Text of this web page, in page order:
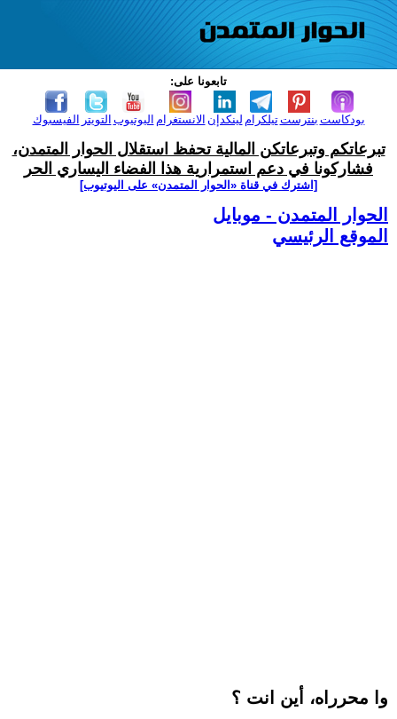
تابعونا على:
الفيسبوك التويتر اليوتيوب الانستغرام لينكدإن تيلكرامبنترست بودكاست
تبرعاتكم وتبرعاتكن المالية تحفظ استقلال الحوار المتمدن،
فشاركونا في دعم استمرارية هذا الفضاء اليساري الحر
[اشترك في قناة ‫«الحوار المتمدن» على اليوتيوب]
الحوار المتمدن - موبايل
الموقع الرئيسي
وا محرراه، أين انت ؟